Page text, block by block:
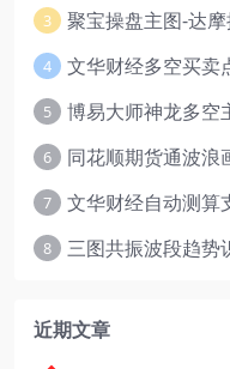
3 聚宝操盘主图-达
4 文华财经多空买卖
5 博易大师神龙多空
6 同花顺期货通波浪
7
8
近期文章